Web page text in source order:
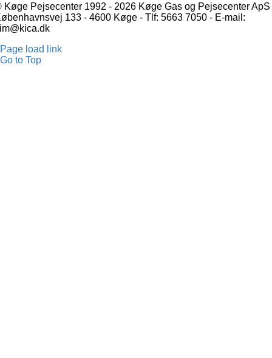
Køge Pejsecenter 1992 - 2026 Køge Gas og Pejsecenter ApS
133 - 4600 Køge - Tlf: 5663 7050 - E-mail:
Page load link
Go to Top